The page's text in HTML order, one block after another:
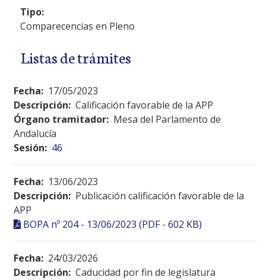
Tipo:
Comparecencias en Pleno
Listas de trámites
Fecha: 17/05/2023
Descripción: Calificación favorable de la APP
Órgano tramitador: Mesa del Parlamento de
Andalucía
Sesión: 46
Fecha: 13/06/2023
Descripción: Publicación calificación favorable de la
APP
BOPA nº 204 - 13/06/2023 (PDF - 602 KB)
Fecha: 24/03/2026
Descripción: Caducidad por fin de legislatura